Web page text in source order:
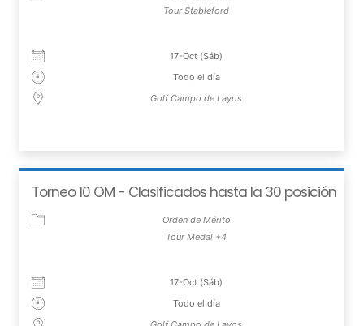
Tour Stableford
17-Oct (Sáb)
Todo el día
Golf Campo de Layos
Torneo 10 OM - Clasificados hasta la 30 posición
Orden de Mérito
Tour Medal +4
17-Oct (Sáb)
Todo el día